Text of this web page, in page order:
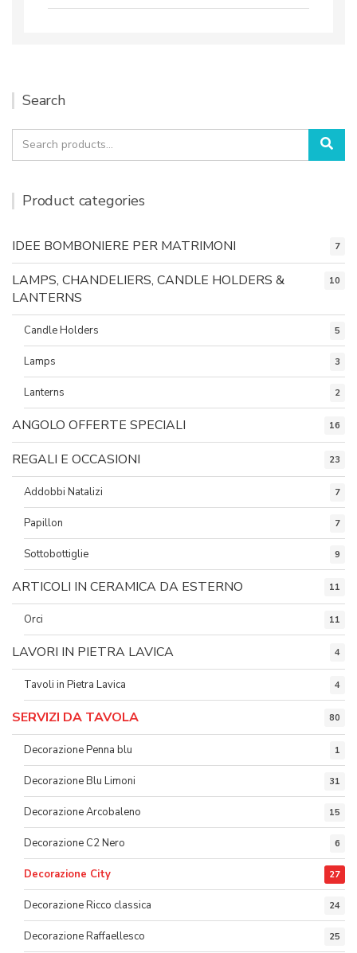
Search
Search
for:
Product categories
IDEE BOMBONIERE PER MATRIMONI 7
LAMPS, CHANDELIERS, CANDLE HOLDERS &
LANTERNS
10
Candle Holders 5
Lamps 3
Lanterns 2
ANGOLO OFFERTE SPECIALI 16
REGALI E OCCASIONI 23
Addobbi Natalizi 7
Papillon 7
Sottobottiglie 9
ARTICOLI IN CERAMICA DA ESTERNO 11
Orci 11
LAVORI IN PIETRA LAVICA 4
Tavoli in Pietra Lavica 4
SERVIZI DA TAVOLA 80
Decorazione Penna blu 1
Decorazione Blu Limoni 31
Decorazione Arcobaleno 15
Decorazione C2 Nero 6
Decorazione City 27
Decorazione Ricco classica 24
Decorazione Raffaellesco 25